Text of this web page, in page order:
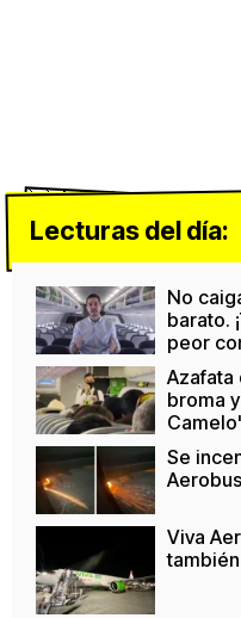
Lecturas del día:
No
barato.
peor
Azafata
broma
Se
Viva